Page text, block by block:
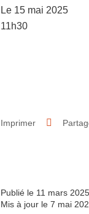
Le 15 mai 2025
Complément date
11h30
Imprimer
Publié le 11 mars 2025
Mis à jour le 7 mai